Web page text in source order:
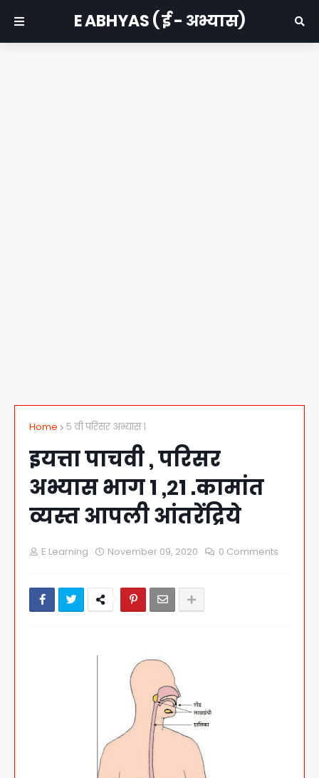
E ABHYAS ( ई - अभ्यास)
Home ५ वी परिसर अभ्यास १
इयत्ता पाचवी , परिसर
अभ्यास भाग 1 ,२१ .कामांत
व्यस्त आपली आंतरेंद्रिये
E Learning November 09, 2020 0 Comments